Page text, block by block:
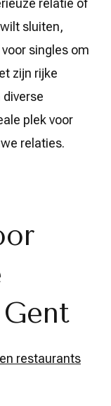
relatie of
sluiten,
singles om
zijn rijke
plek voor
relaties.
restaurants